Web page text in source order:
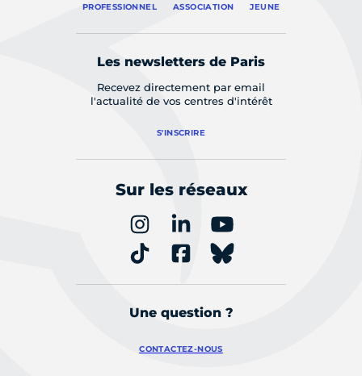
PROFESSIONNEL ASSOCIATION JEUNE
Les newsletters de Paris
Recevez directement par email
l'actualité de vos centres d'intérêt
S'INSCRIRE
Sur les réseaux
Une question ?
CONTACTEZ-NOUS